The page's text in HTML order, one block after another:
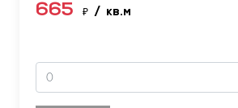
665 ₽ / кв.м